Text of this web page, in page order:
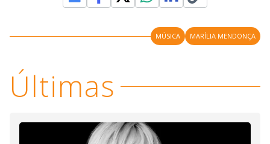
MÚSICA MARÍLIA MENDONÇA
Últimas